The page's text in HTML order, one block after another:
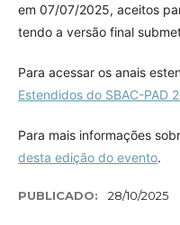
em 07/07/2025, aceitos
tendo a versão final
Para acessar os anais
Estendidos do SBAC-PAD
Para mais informações
desta edição do evento.
PUBLICADO: 28/10/2025